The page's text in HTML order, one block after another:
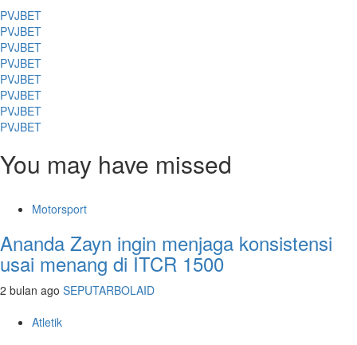
PVJBET
PVJBET
PVJBET
PVJBET
PVJBET
PVJBET
PVJBET
PVJBET
You may have missed
Motorsport
Ananda Zayn ingin menjaga konsistensi
usai menang di ITCR 1500
2 bulan ago SEPUTARBOLAID
Atletik